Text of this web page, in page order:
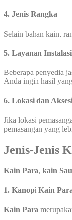
4. Jenis Rangka
Selain bahan kain,
5. Layanan Instalasi
Beberapa penyedia
Anda ingin hasil
6. Lokasi dan
Jika lokasi
pemasangan yang
Jenis-Jenis
Kain Para, kain
1. Kanopi Kain Para
Kain Para